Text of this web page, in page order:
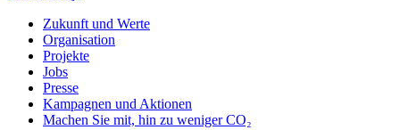
Zukunft und Werte
Organisation
Projekte
Jobs
Presse
Kampagnen und Aktionen
Machen Sie mit, hin zu weniger CO₂